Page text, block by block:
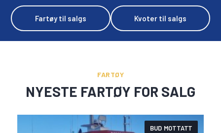
Fartøy til salgs Kvoter til salgs
FARTØY
NYESTE FARTØY FOR SALG
BUD MOTTATT